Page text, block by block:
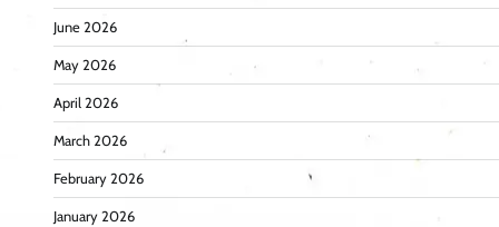
June 2026
May 2026
April 2026
March 2026
February 2026
January 2026